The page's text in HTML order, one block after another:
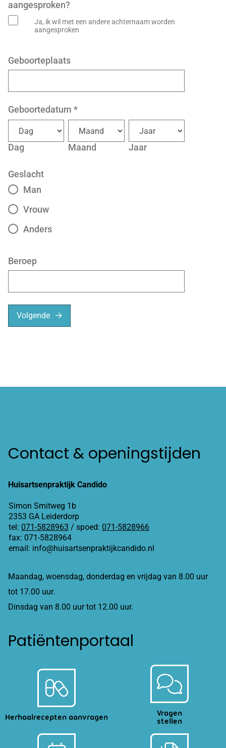
aangesproken?
Ja, ik wil met een andere achternaam worden
aangesproken
Geboorteplaats
Geboortedatum *
Dag Maand Jaar
Geslacht
Man
Vrouw
Anders
Beroep
Volgende
Contact & openingstijden
Huisartsenpraktijk Candido
Simon Smitweg 1b
2353 GA Leiderdorp
tel: 071-5828963 / spoed: 071-5828966
fax: 071-5828964
email: info@huisartsenpraktijkcandido.nl
Maandag, woensdag, donderdag en vrijdag van 8.00 uur
tot 17.00 uur.
Dinsdag van 8.00 uur tot 12.00 uur.
Patiëntenportaal
Herhaalrecepten aanvragen
Vragen
stellen